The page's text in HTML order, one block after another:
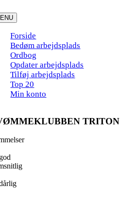
to
content
Forside
Bedøm arbejdsplads
Ordbog
Opdater arbejdsplads
Tilføj arbejdsplads
Top 20
Min konto
TRITON